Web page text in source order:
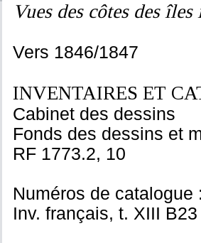
Vues des côtes des îles
Vers 1846/1847
INVENTAIRES ET
Cabinet des dessins
Fonds des dessins et
RF 1773.2, 10
Numéros de catalogue
Inv. français, t. XIII B23